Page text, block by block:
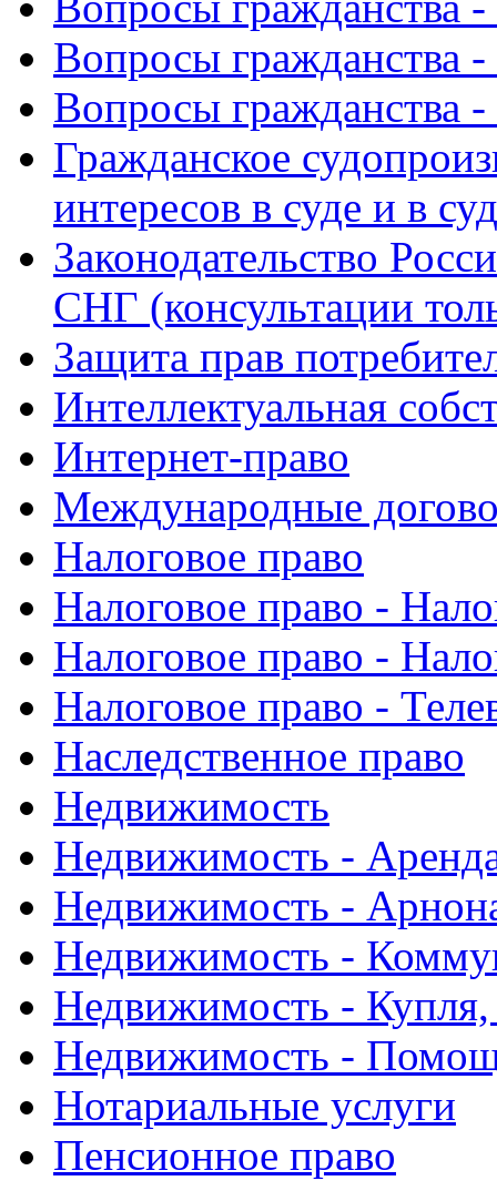
Вопросы гражданства -
Вопросы гражданства
Гражданское
интересов в суде и в
Законодательство
СНГ (консультации
Защита прав
Интеллектуальная
Интернет-право
Международные
Налоговое право
Налоговое право -
Налоговое право -
Налоговое право -
Наследственное право
Недвижимость
Недвижимость -
Недвижимость -
Недвижимость -
Недвижимость -
Недвижимость -
Нотариальные услуги
Пенсионное право